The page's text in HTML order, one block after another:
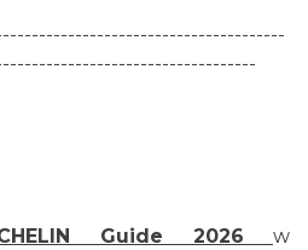
Guide 2026
w